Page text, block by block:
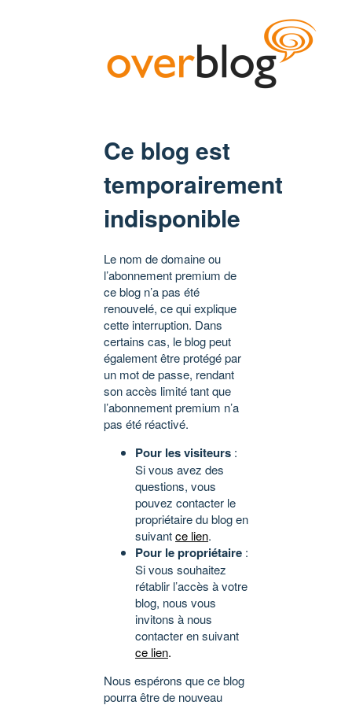
Ce blog est
temporairement
indisponible
Le nom de domaine ou
l’abonnement premium de
ce blog n’a pas été
renouvelé, ce qui explique
cette interruption. Dans
certains cas, le blog peut
également être protégé par
un mot de passe, rendant
son accès limité tant que
l’abonnement premium n’a
pas été réactivé.
Pour les visiteurs :
Si vous avez des
questions, vous
pouvez contacter le
propriétaire du blog en
suivantce lien.
Pour le propriétaire :
Si vous souhaitez
rétablir l’accès à votre
blog, nous vous
invitons à nous
contacter en suivant
ce lien.
Nous espérons que ce blog
pourra être de nouveau